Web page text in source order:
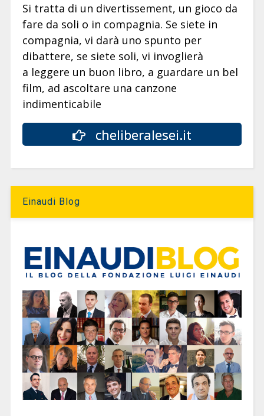
Si tratta di un divertissement, un gioco da
fare da soli o in compagnia. Se siete in
compagnia, vi darà uno spunto per
dibattere, se siete soli, vi invoglierà
a leggere un buon libro, a guardare un bel
film, ad ascoltare una canzone
indimenticabile
cheliberalesei.it
Einaudi Blog